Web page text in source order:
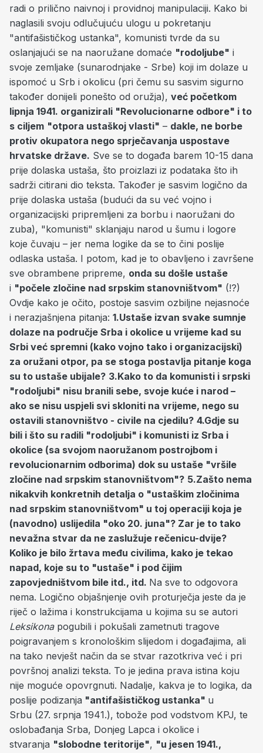
radi o prilično naivnoj i providnoj manipulaciji. Kako bi
naglasili svoju odlučujuću ulogu u pokretanju
"antifašističkog ustanka", komunisti tvrde da su
oslanjajući se na naoružane domaće "rodoljube" i
svoje zemljake (sunarodnjake - Srbe) koji im dolaze u
ispomoć u Srb i okolicu (pri čemu su sasvim sigurno
također donijeli ponešto od oružja), već početkom
lipnja 1941. organizirali "Revolucionarne odbore" i to
s ciljem "otpora ustaškoj vlasti" – dakle, ne borbe
protiv okupatora nego sprječavanja uspostave
hrvatske države. Sve se to događa barem 10-15 dana
prije dolaska ustaša, što proizlazi iz podataka što ih
sadrži citirani dio teksta. Također je sasvim logično da
prije dolaska ustaša (budući da su već vojno i
organizacijski pripremljeni za borbu i naoružani do
zuba), "komunisti" sklanjaju narod u šumu i logore
koje čuvaju – jer nema logike da se to čini poslije
odlaska ustaša. I potom, kad je to obavljeno i završene
sve obrambene pripreme, onda su došle ustaše
i "počele zločine nad srpskim stanovništvom" (!?)
Ovdje kako je očito, postoje sasvim ozbiljne nejasnoće
i nerazjašnjena pitanja: 1.Ustaše izvan svake sumnje
dolaze na područje Srba i okolice u vrijeme kad su
Srbi već spremni (kako vojno tako i organizacijski)
za oružani otpor, pa se stoga postavlja pitanje koga
su to ustaše ubijale? 3.Kako to da komunisti i srpski
"rodoljubi" nisu branili sebe, svoje kuće i narod –
ako se nisu uspjeli svi skloniti na vrijeme, nego su
ostavili stanovništvo - civile na cjedilu? 4.Gdje su
bili i što su radili "rodoljubi" i komunisti iz Srba i
okolice (sa svojom naoružanom postrojbom i
revolucionarnim odborima) dok su ustaše "vršile
zločine nad srpskim stanovništvom"? 5.Zašto nema
nikakvih konkretnih detalja o "ustaškim zločinima
nad srpskim stanovništvom" u toj operaciji koja je
(navodno) uslijedila "oko 20. juna"? Zar je to tako
nevažna stvar da ne zaslužuje rečenicu-dvije?
Koliko je bilo žrtava među civilima, kako je tekao
napad, koje su to "ustaše" i pod čijim
zapovjedništvom bile itd., itd. Na sve to odgovora
nema. Logično objašnjenje ovih proturječja jeste da je
riječ o lažima i konstrukcijama u kojima su se autori
Leksikonapogubili i pokušali zametnuti tragove
poigravanjem s kronološkim slijedom i događajima, ali
na tako nevješt način da se stvar razotkriva već i pri
površnoj analizi teksta. To je jedina prava istina koju
nije moguće opovrgnuti. Nadalje, kakva je to logika, da
poslije podizanja "antifašističkog ustanka" u
Srbu (27. srpnja 1941.), tobože pod vodstvom KPJ, te
oslobađanja Srba, Donjeg Lapca i okolice i
stvaranja "slobodne teritorije", "u jesen 1941.,